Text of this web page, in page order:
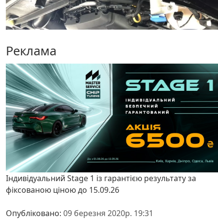
Реклама
Індивідуальний Stage 1 із гарантією результату за
фіксованою ціною до 15.09.26
Опубліковано: 09 березня 2020р. 19:31